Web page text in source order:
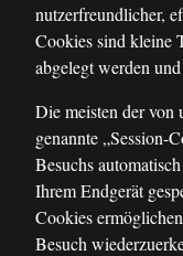
nutzerfreundlicher,
Cookies sind kleine
abgelegt werden
Die meisten der von
genannte „Session-
Besuchs
Ihrem Endgerät
Cookies
Besuch